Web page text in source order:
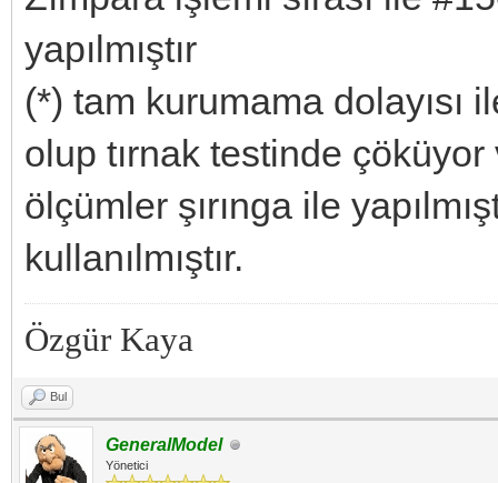
yapılmıştır
(*) tam kurumama dolayısı
olup tırnak testinde
ölçümler şırınga ile
kullanılmıştır.
Özgür Kaya
Bul
GeneralModel
Yönetici